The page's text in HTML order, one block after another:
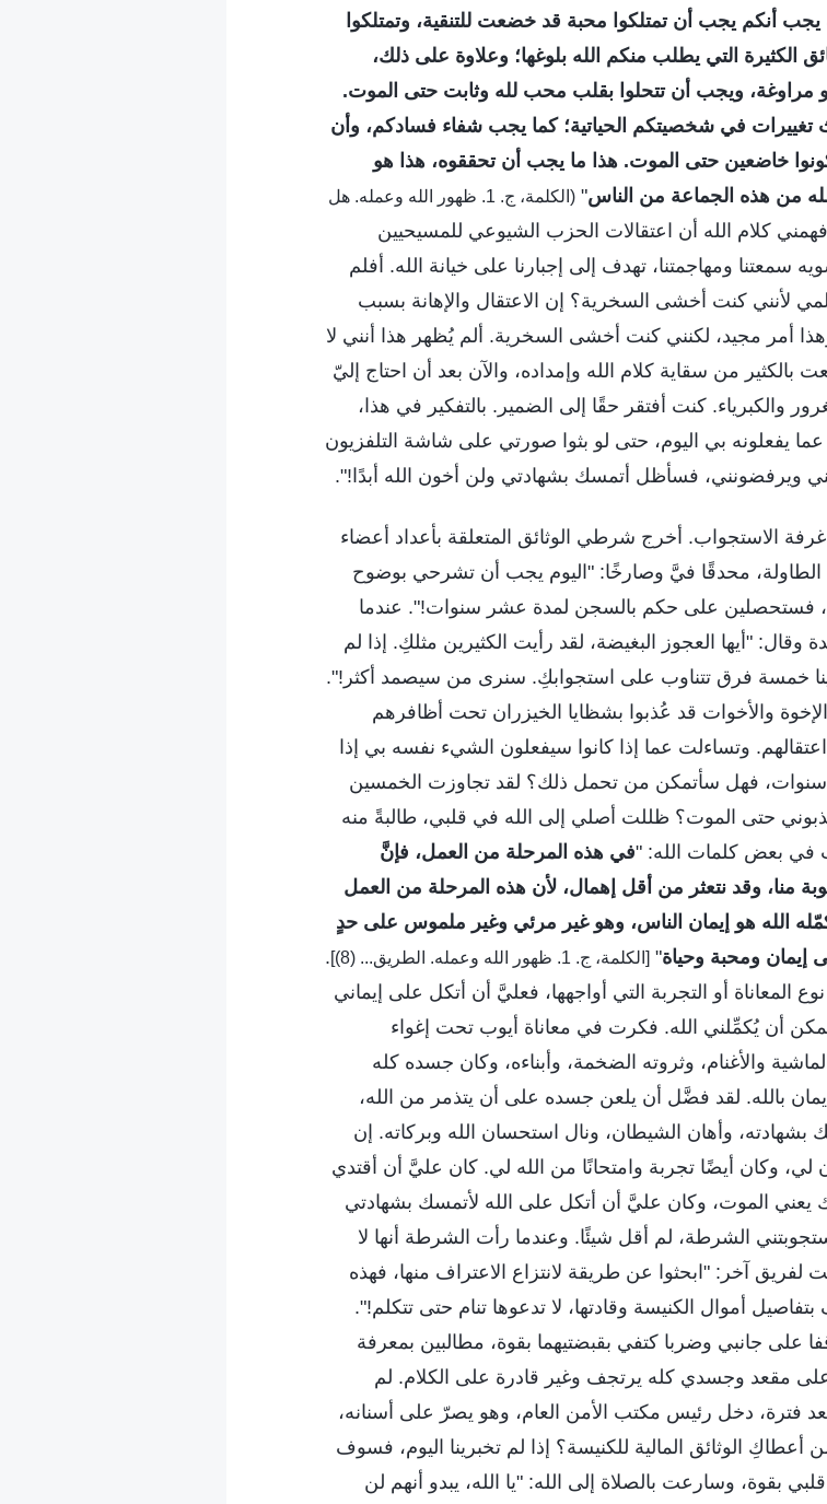
يجب أنكم يجب أن تمتلكوا محبة قد خضعت للتنقية، وتمتلكوا
الكثيرة التي يطلب منكم الله بلوغها؛ وعلاوة على ذلك،
مراوغة، ويجب أن تتحلوا بقلب محب لله وثابت حتى الموت.
تغييرات في شخصيتكم الحياتية؛ كما يجب شفاء فسادكم، وأن
خاضعين حتى الموت. هذا ما يجب أن تحققوه، هذا هو
من هذه الجماعة من الناس"
(الكلمة، ج. 1. ظهور الله وعمله. هل
كلام الله أن اعتقالات الحزب الشيوعي للمسيحيين
سمعتنا ومهاجمتنا، تهدف إلى إجبارنا على خيانة الله. أفلم
لأنني كنت أخشى السخرية؟ إن الاعتقال والإهانة بسبب
أمر مجيد، لكنني كنت أخشى السخرية. ألم يُظهر هذا أنني لا
بالكثير من سقاية كلام الله وإمداده، والآن بعد أن احتاج إليّ
والكبرياء. كنت أفتقر حقًا إلى الضمير. بالتفكير في هذا،
بي اليوم، حتى لو بثوا صورتي على شاشة التلفزيون
فسأظل أتمسك بشهادتي ولن أخون الله أبدًا!".
الاستجواب. أخرج شرطي الوثائق المتعلقة بأعداد أعضاء
الطاولة، محدقًا فيَّ وصارخًا: "اليوم يجب أن تشرحي بوضوح
فستحصلين على حكم بالسجن لمدة عشر سنوات!". عندما
"أيها العجوز البغيضة، لقد رأيت الكثيرين مثلكِ. إذا لم
خمسة فرق تتناوب على استجوابكِ. سنرى من سيصمد أكثر!".
والأخوات قد عُذبوا بشظايا الخيزران تحت أظافرهم
وتساءلت عما إذا كانوا سيفعلون الشيء نفسه بي إذا
سنوات، فهل سأتمكن من تحمل ذلك؟ لقد تجاوزت الخمسين
حتى الموت؟ ظللت أصلي إلى الله في قلبي، طالبةً منه
في بعض كلمات الله: "في هذه المرحلة من العمل، فإنَّ
منا، وقد نتعثر من أقل إهمال، لأن هذه المرحلة من العمل
الله هو إيمان الناس، وهو غير مرئي وغير ملموس على حدٍ
إيمان ومحبة وحياة" [الكلمة، ج. 1. ظهور الله وعمله. الطريق... (8)]
.
المعاناة أو التجربة التي أواجهها، فعليَّ أن أتكل على إيماني
أن يُكمِّلني الله. فكرت في معاناة أيوب تحت إغواء
والأغنام، وثروته الضخمة، وأبناءه، وكان جسده كله
بالله. لقد فضَّل أن يلعن جسده على أن يتذمر من الله،
وأهان الشيطان، ونال استحسان الله وبركاته. إن
وكان أيضًا تجربة وامتحانًا من الله لي. كان عليَّ أن أقتدي
يعني الموت، وكان عليَّ أن أتكل على الله لأتمسك بشهادتي
الشرطة، لم أقل شيئًا. وعندما رأت الشرطة أنها لا
آخر: "ابحثوا عن طريقة لانتزاع الاعتراف منها، فهذه
بتفاصيل أموال الكنيسة وقادتها، لا تدعوها تنام حتى تتكلم!".
على جانبي وضربا كتفي بقبضتيهما بقوة، مطالبين بمعرفة
مقعد وجسدي كله يرتجف وغير قادرة على الكلام. لم
فترة، دخل رئيس مكتب الأمن العام، وهو يصرّ على أسنانه،
الوثائق المالية للكنيسة؟ إذا لم تخبرينا اليوم، فسوف
بقوة، وسارعت بالصلاة إلى الله: "يا الله، يبدو أنهم لن